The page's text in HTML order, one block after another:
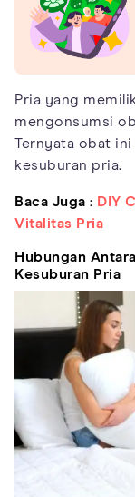
Pria yang
mengonsumsi
Ternyata obat
kesuburan pria.
Baca Juga : DIY
Vitalitas Pria
Hubungan
Kesuburan Pria